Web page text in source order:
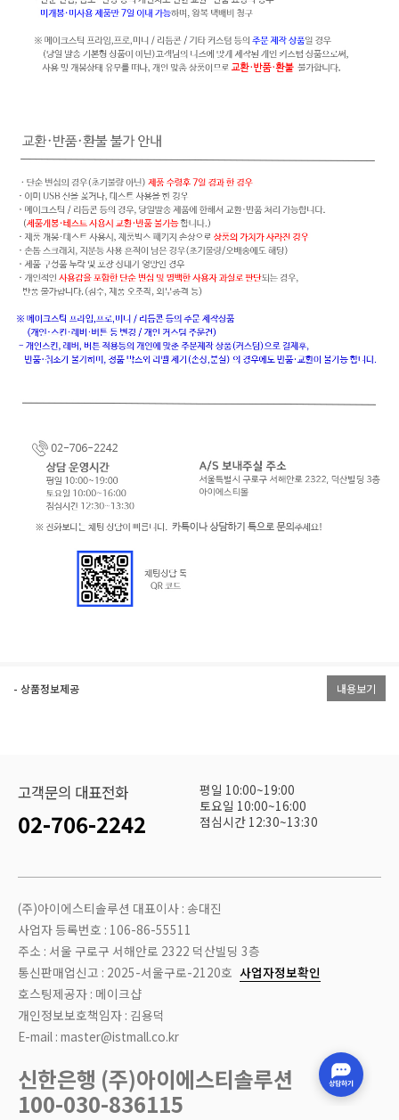
- 상품정보제공 내용보기
고객문의 대표전화
02-706-2242
평일 10:00~19:00
토요일 10:00~16:00
점심시간 12:30~13:30
(주)아이에스티솔루션 대표이사 : 송대진
사업자 등록번호 : 106-86-55511
주소 : 서울 구로구 서해안로 2322 덕산빌딩 3층
통신판매업신고 : 2025-서울구로-2120호 사업자정보확인
호스팅제공자 : 메이크샵
개인정보보호책임자 : 김용덕
E-mail : master@istmall.co.kr
신한은행 (주)아이에스티솔루션
100-030-836115